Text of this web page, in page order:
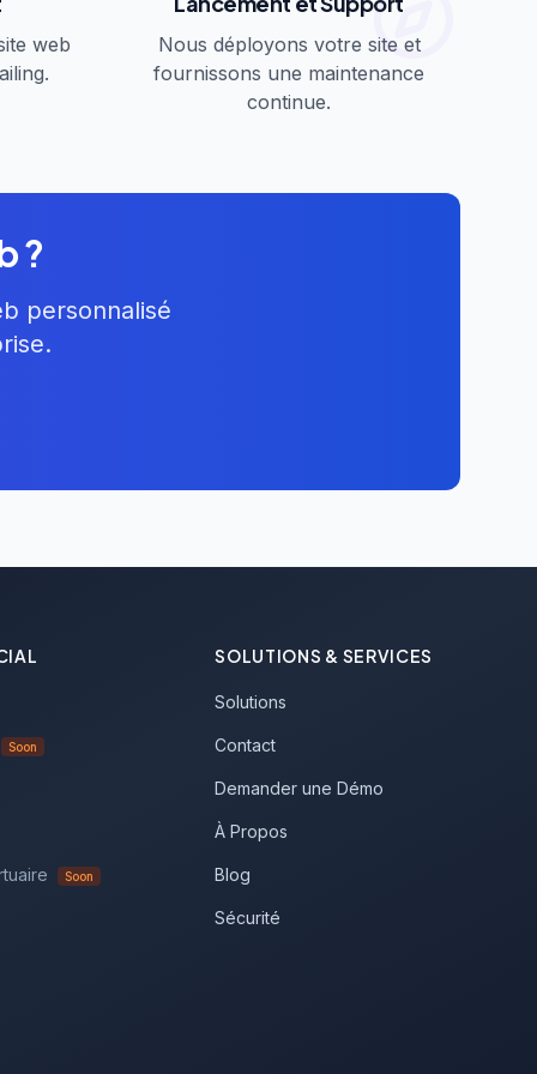
web
Nous déployons votre site et
fournissons une maintenance
continue.
?
personnalisé
Soon
Soon
SOLUTIONS & SERVICES
Solutions
Contact
Demander une Démo
À Propos
Blog
Sécurité